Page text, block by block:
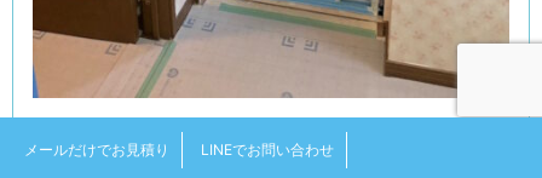
サザナ施工中。カタチが見えてきました
メールだけでお見積り LINEでお問い合わせ